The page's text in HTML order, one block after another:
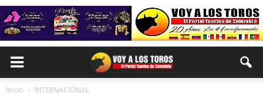
Inicio INTERNACIONAL